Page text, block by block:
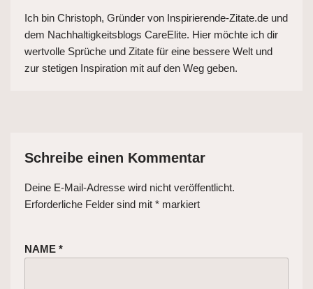
Ich bin Christoph, Gründer von Inspirierende-Zitate.de und
dem Nachhaltigkeitsblogs CareElite. Hier möchte ich dir
wertvolle Sprüche und Zitate für eine bessere Welt und
zur stetigen Inspiration mit auf den Weg geben.
Schreibe einen Kommentar
Deine E-Mail-Adresse wird nicht veröffentlicht.
Erforderliche Felder sind mit * markiert
NAME *